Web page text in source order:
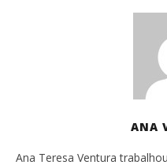
ANA
Ana Teresa Ventura